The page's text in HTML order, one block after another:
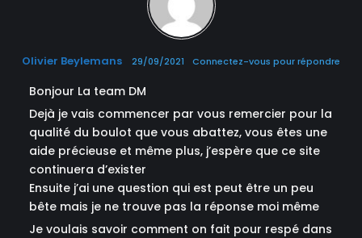
Olivier Beylemans 29/09/2021 Connectez-vous pour répondre
Bonjour La team DM
Dejà je vais commencer par vous remercier pour la
qualité du boulot que vous abattez, vous êtes une
aide précieuse et même plus, j’espère que ce site
continuera d’exister
Ensuite j’ai une question qui est peut être un peu
bête mais je ne trouve pas la réponse moi même
Je voulais savoir comment on fait pour respé dans